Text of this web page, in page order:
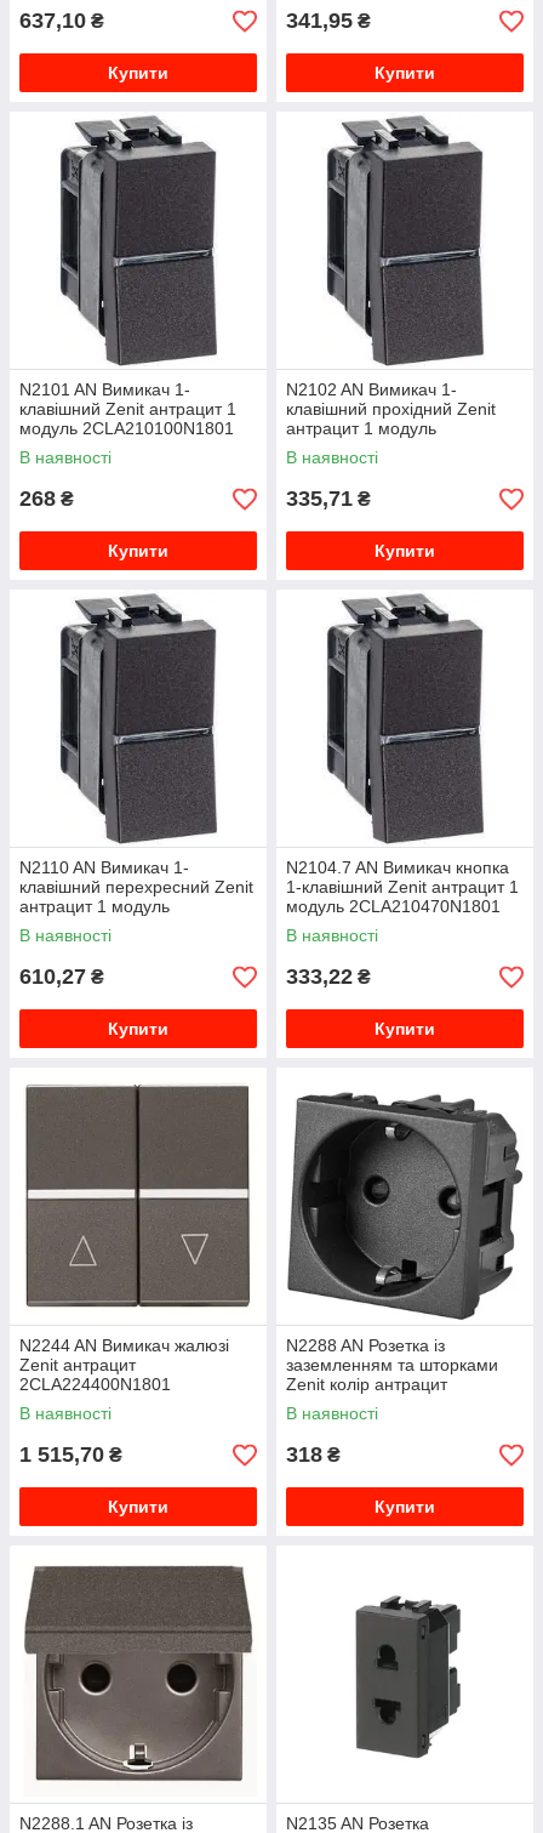
637,10 ₴
Купити
341,95 ₴
Купити
N2101 AN Вимикач 1-
клавішний Zenit антрацит 1
модуль 2CLA210100N1801
В наявності
268 ₴
Купити
N2102 AN Вимикач 1-
клавішний прохідний Zenit
антрацит 1 модуль
2CLA210200N1801
В наявності
335,71 ₴
Купити
N2110 AN Вимикач 1-
клавішний перехресний Zenit
антрацит 1 модуль
2CLA211000N1801
В наявності
610,27 ₴
Купити
N2104.7 AN Вимикач кнопка
1-клавішний Zenit антрацит 1
модуль 2CLA210470N1801
В наявності
333,22 ₴
Купити
N2244 AN Вимикач жалюзі
Zenit антрацит
2CLA224400N1801
В наявності
1 515,70 ₴
Купити
N2288 AN Розетка із
заземленням та шторками
Zenit колір антрацит
2CLA228800N1801
В наявності
318 ₴
Купити
N2288.1 AN Розетка із N2135 AN Розетка